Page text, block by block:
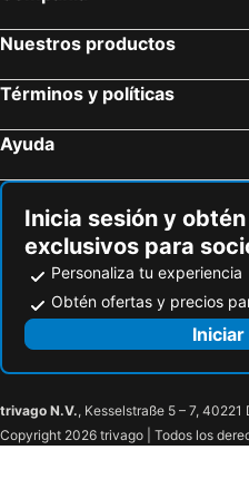
Crowne Plaza Santo Domingo By Ihg
RIG Puerto Malecon
Hotel Tau Art Residence
RIG Casa Conde
Intercontinental Hotels Real Santo Domingo By Ihg
Hotel Riazor
S27 Backpackers
Caribeño
Carey House Hotel
Nuestros productos
Términos y políticas
Ayuda
Inicia sesión y
exclusivos para
Personaliza tu experiencia
Obtén ofertas y precios
trivago N.V., Kesselstraße 5 – 7, 40221
Copyright 2026 trivago | Todos los